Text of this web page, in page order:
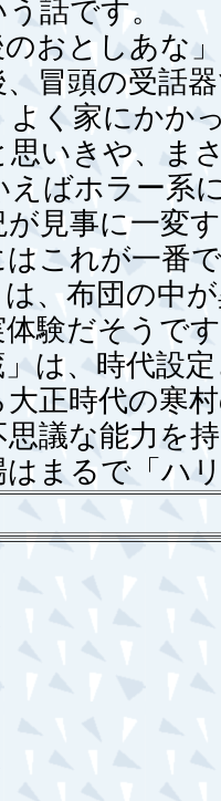
話です。
おとしあな
冒頭の受話
よく家にかか
思いきや、ま
えばホラー系
見事に一変
これが一番
、布団の中
験だそうで
は、時代設
正時代の寒
思議な能力を
はまるで「ハ